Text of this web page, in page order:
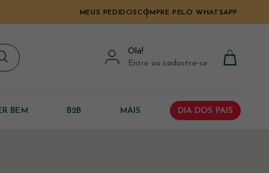
MEUS PEDIDOS COMPRE PELO WHATSAPP
Olá!
Entre ou cadastre-se
BEM B2B MAIS DIA DOS PAIS